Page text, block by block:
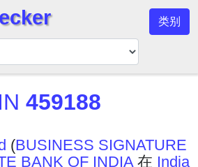
类别
459188
(BUSINESS SIGNATURE
BANK OF INDIA在 India